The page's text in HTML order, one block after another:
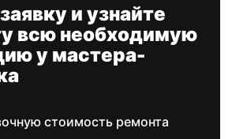
и узнайте
всю необходимую
у мастера-
стоимость ремонта